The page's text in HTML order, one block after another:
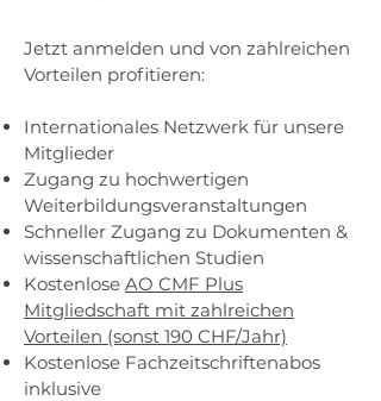
Jetzt anmelden und von zahlreichen
Vorteilen profitieren:
Internationales Netzwerk für unsere
Mitglieder
Zugang zu hochwertigen
Weiterbildungsveranstaltungen
Schneller Zugang zu Dokumenten &
wissenschaftlichen Studien
Kostenlose AO CMF Plus
Mitgliedschaft mit zahlreichen
Vorteilen (sonst 190 CHF/Jahr)
Kostenlose Fachzeitschriftenabos
inklusive